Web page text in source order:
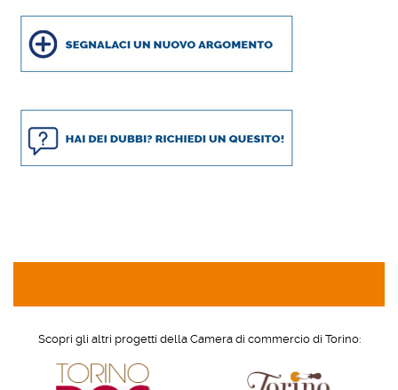
Scopri gli altri progetti della Camera di commercio di Torino: